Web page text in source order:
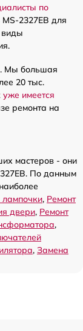
по
2327EB для
виды
Мы большая
20 тыс.
уже имеется
ремонта на
мастеров - они
По данным
, Ремонт
двери, Ремонт
,
, Замена